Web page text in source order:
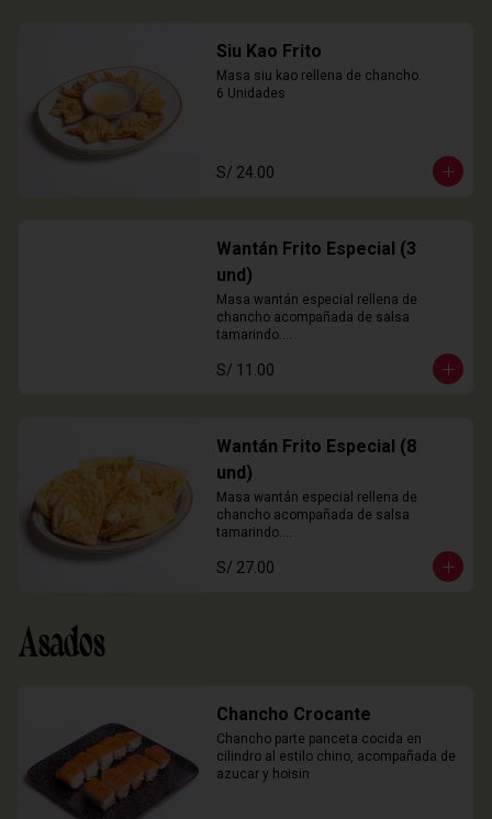
Siu Kao Frito
Masa siu kao rellena de chancho.
6 Unidades
S/ 24.00
Wantán Frito Especial (3
und)
Masa wantán especial rellena de
chancho acompañada de salsa
tamarindo.
S/ 11.00
Wantán Frito Especial (8
und)
Masa wantán especial rellena de
chancho acompañada de salsa
tamarindo.
S/ 27.00
Asados
Chancho Crocante
Chancho parte panceta cocida en
cilindro al estilo chino, acompañada de
azucar y hoisin